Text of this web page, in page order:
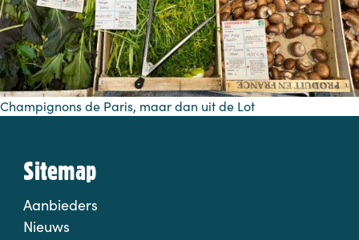
Champignons de Paris, maar dan uit de Lot
Sitemap
Aanbieders
Nieuws